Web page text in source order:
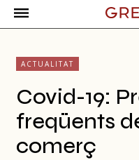
ACTUALITAT
Covid-19:
freqüents
comerç